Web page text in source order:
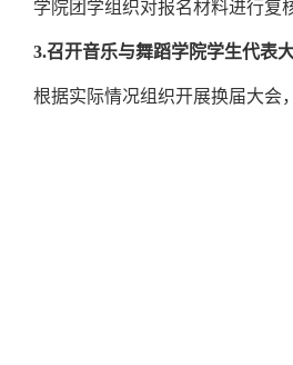
学院团学组织对报名材料进行复
3.召开音乐与舞蹈学院学生代表
根据实际情况组织开展换届大会